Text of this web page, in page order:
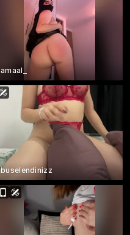
amaal_
buselendinizz